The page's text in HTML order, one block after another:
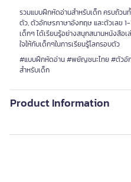
รวมแบบฝึกหัดอ่านสำหรับเด็ก ครบถ้วน
ตัว, ตัวอักษรภาษาอังกฤษ และตัวเลข
เด็กๆ ได้เรียนรู้อย่างสนุกสนานหนังสือ
ใจให้กับเด็กๆในการเรียนรู้โลกรอบตัว
#แบบฝึกหัดอ่าน #พยัญชนะไทย #ตัวอั
สำหรับเด็ก
Product Information